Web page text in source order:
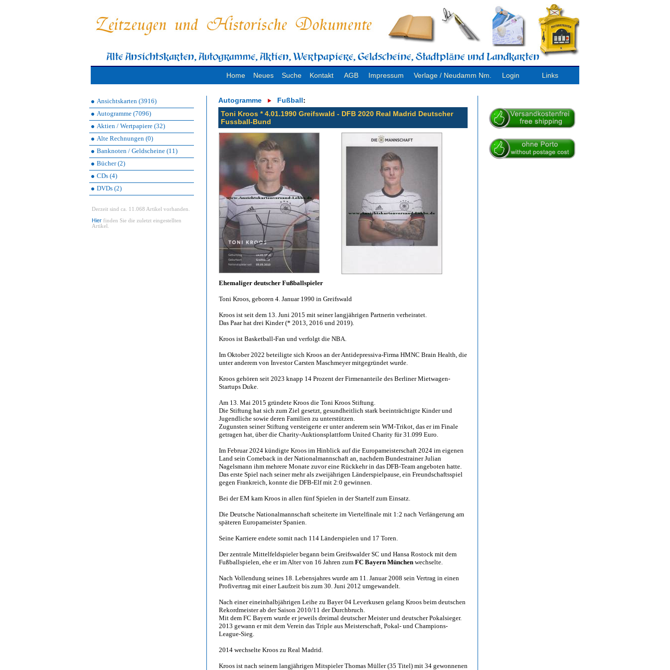
Home Neues Suche Kontakt AGB Impressum Verlage / Neudamm Nm. Login Links
Ansichtskarten (3916)
Autogramme (7096)
Aktien / Wertpapiere (32)
Alte Rechnungen (0)
Banknoten / Geldscheine (11)
Bücher (2)
CDs (4)
DVDs (2)
Derzeit sind ca. 11.068 Artikel vorhanden.
Hier finden Sie die zuletzt eingestellten
Artikel.
Autogramme Fußball:
Toni Kroos * 4.01.1990 Greifswald - DFB 2020 Real Madrid Deutscher
Fussball-Bund
Ehemaliger deutscher Fußballspieler
Toni Kroos, geboren 4. Januar 1990 in Greifswald
Kroos ist seit dem 13. Juni 2015 mit seiner langjährigen Partnerin verheiratet.
Das Paar hat drei Kinder (* 2013, 2016 und 2019).
Kroos ist Basketball-Fan und verfolgt die NBA.
Im Oktober 2022 beteiligte sich Kroos an der Antidepressiva-Firma HMNC Brain Health, die
unter anderem von Investor Carsten Maschmeyer mitgegründet wurde.
Kroos gehören seit 2023 knapp 14 Prozent der Firmenanteile des Berliner Mietwagen-
Startups Duke.
Am 13. Mai 2015 gründete Kroos die Toni Kroos Stiftung.
Die Stiftung hat sich zum Ziel gesetzt, gesundheitlich stark beeinträchtigte Kinder und
Jugendliche sowie deren Familien zu unterstützen.
Zugunsten seiner Stiftung versteigerte er unter anderem sein WM-Trikot, das er im Finale
getragen hat, über die Charity-Auktionsplattform United Charity für 31.099 Euro.
Im Februar 2024 kündigte Kroos im Hinblick auf die Europameisterschaft 2024 im eigenen
Land sein Comeback in der Nationalmannschaft an, nachdem Bundestrainer Julian
Nagelsmann ihm mehrere Monate zuvor eine Rückkehr in das DFB-Team angeboten hatte.
Das erste Spiel nach seiner mehr als zweijährigen Länderspielpause, ein Freundschaftsspiel
gegen Frankreich, konnte die DFB-Elf mit 2:0 gewinnen.
Bei der EM kam Kroos in allen fünf Spielen in der Startelf zum Einsatz.
Die Deutsche Nationalmannschaft scheiterte im Viertelfinale mit 1:2 nach Verlängerung am
späteren Europameister Spanien.
Seine Karriere endete somit nach 114 Länderspielen und 17 Toren.
Der zentrale Mittelfeldspieler begann beim Greifswalder SC und Hansa Rostock mit dem
Fußballspielen, ehe er im Alter von 16 Jahren zum FC Bayern München wechselte.
Nach Vollendung seines 18. Lebensjahres wurde am 11. Januar 2008 sein Vertrag in einen
Profivertrag mit einer Laufzeit bis zum 30. Juni 2012 umgewandelt.
Nach einer eineinhalbjährigen Leihe zu Bayer 04 Leverkusen gelang Kroos beim deutschen
Rekordmeister ab der Saison 2010/11 der Durchbruch.
Mit dem FC Bayern wurde er jeweils dreimal deutscher Meister und deutscher Pokalsieger.
2013 gewann er mit dem Verein das Triple aus Meisterschaft, Pokal- und Champions-
League-Sieg.
2014 wechselte Kroos zu Real Madrid.
Kroos ist nach seinem langjährigen Mitspieler Thomas Müller (35 Titel) mit 34 gewonnenen